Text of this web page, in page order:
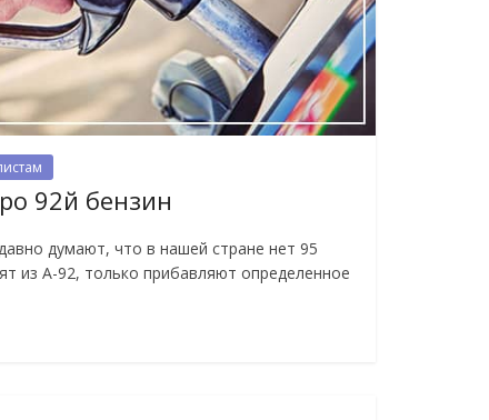
92й бензин
думают, что в нашей стране нет 95
из А-92, только прибавляют определенное